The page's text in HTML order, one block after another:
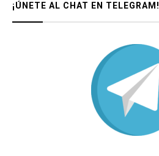
¡ÚNETE AL CHAT EN TELEGRAM!